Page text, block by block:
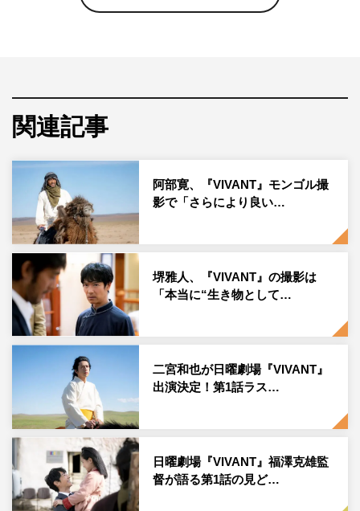
作。主演の堺のほか、阿部寛、二階堂ふみ、松坂桃李、役
7月30日放送の第3話で、システムを改ざんして誤送金を
仕組んだ人物が、財務の太田（飯沼愛）だと突き止めた乃
木（堺）たち。8月6日放送の第4話で、野崎（阿部）たち
公安は、太田の自宅へ急行するのだが…。そして、ついに
誤送金事件が完結。事件の真相が明らかになったとき、誰
も予想できない、衝撃の展開が待ち受ける。
◆柚木薫は乃木憂助と遭遇したことで命の危険にまでさら
され、巻き込まれっぷりがすさまじい…という印象です
が、演じていていかがですか？
大いに巻き込まれましたね（笑）。でも、薫自身、世界医
療機構の医療従事者としてバルカ共和国の人をはじめ、さ
まざまな人たちとみずから積極的に関わっていく人間。自
立心があったり、自分の活動に対する思いや、人との関わ
りに対してすごく熱い思いを秘めたキャラクターなので、
物語が進むにつれてその思いもどんどん形を変えていった
り、関係性も変わっていきます。薫の気持ちの変化は、演
じさせていただいて勉強になることばかりだなと思ってい
関連記事
阿部寛、『VIVANT』モンゴル撮
影で「さらにより良い…
堺雅人、『VIVANT』の撮影は
「本当に“生き物として…
二宮和也が日曜劇場『VIVANT』
出演決定！第1話ラス…
日曜劇場『VIVANT』福澤克雄監
督が語る第1話の見ど…